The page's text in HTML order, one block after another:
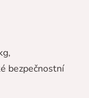
bezpečnostní